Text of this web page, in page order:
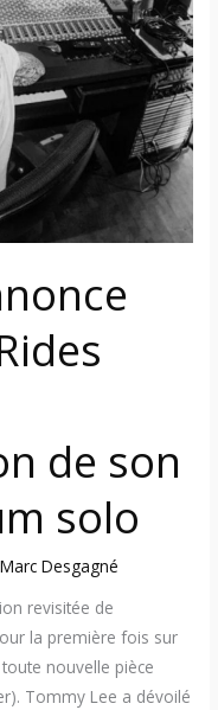
de son
solo
Marc Desgagné
revisitée de
la première fois sur
nouvelle pièce
Tommy Lee a dévoilé